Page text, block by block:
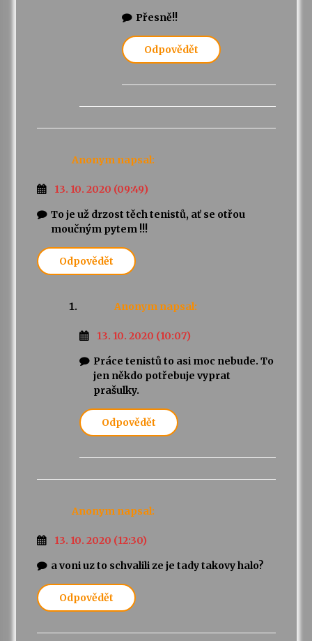
Přesně!!
Odpovědět
Anonym napsal:
13. 10. 2020 (09:49)
To je už drzost těch tenistů, ať se otřou
moučným pytem !!!
Odpovědět
Anonym napsal:
13. 10. 2020 (10:07)
Práce tenistů to asi moc nebude. To
jen někdo potřebuje vyprat
prašulky.
Odpovědět
Anonym napsal:
13. 10. 2020 (12:30)
a voni uz to schvalili ze je tady takovy halo?
Odpovědět